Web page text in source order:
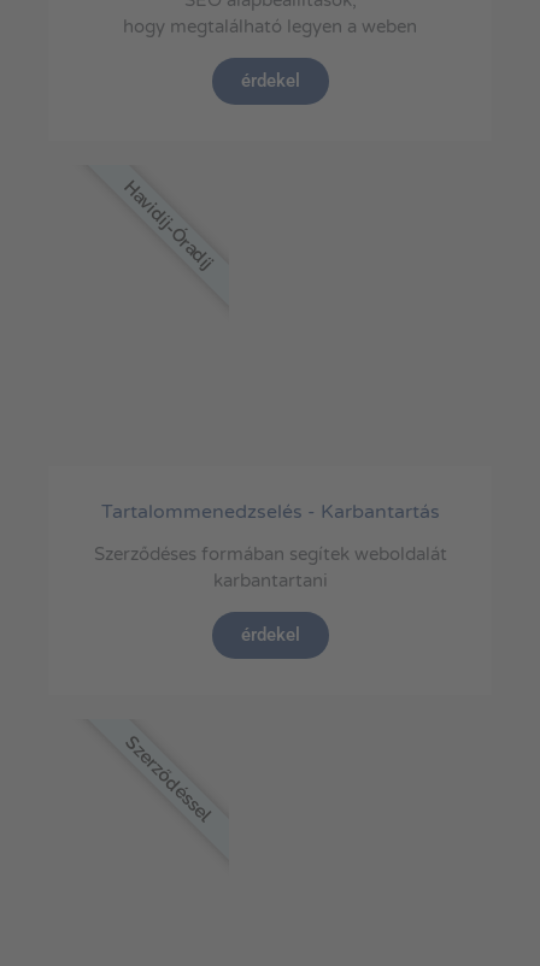
hogy megtalálható legyen a weben
érdekel
Tartalommenedzselés - Karbantartás
Szerződéses formában segítek weboldalát
karbantartani
érdekel
Havidíj-Óradíj
Szerződéssel